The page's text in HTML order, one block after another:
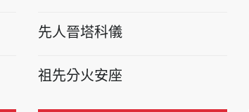
先人晉塔科儀
祖先分火安座